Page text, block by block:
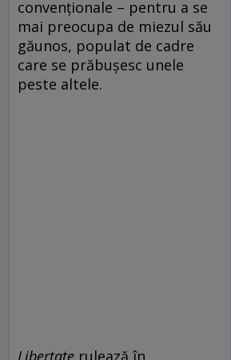
convenționale – pentru a se
mai preocupa de miezul său
găunos, populat de cadre
care se prăbușesc unele
peste altele.
Libertate rulează în